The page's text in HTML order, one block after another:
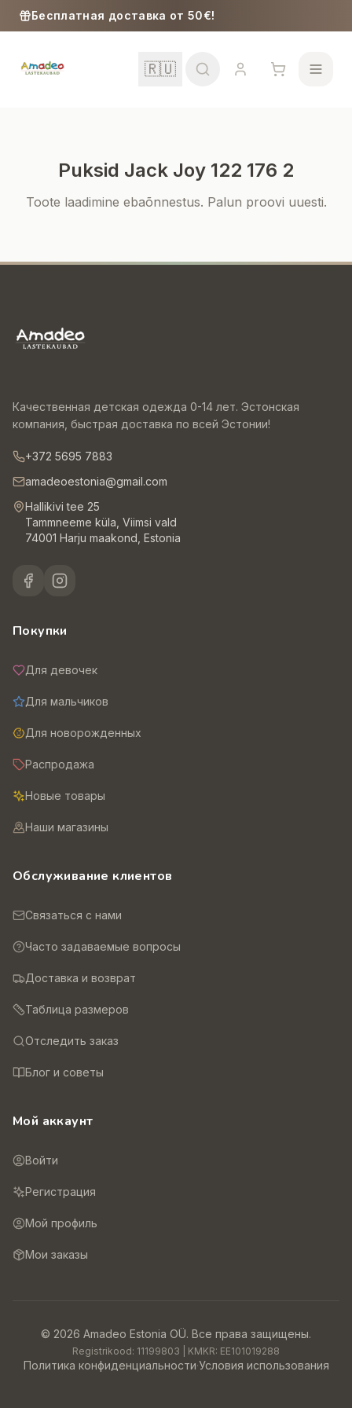
Skip to content
Бесплатная доставка от 50€!
🇷🇺
Малыши
Puksid Jack Joy 122 176 2
Toote laadimine ebaõnnestus. Palun proovi uuesti.
Качественная детская одежда 0-14 лет. Эстонская
компания, быстрая доставка по всей Эстонии!
+372 5695 7883
amadeoestonia@gmail.com
Hallikivi tee 25
Tammneeme küla, Viimsi vald
74001 Harju maakond, Estonia
Покупки
Для девочек
Для мальчиков
Для новорожденных
Распродажа
Новые товары
Наши магазины
Обслуживание клиентов
Связаться с нами
Часто задаваемые вопросы
Доставка и возврат
Таблица размеров
Отследить заказ
Блог и советы
Мой аккаунт
Войти
Регистрация
Мой профиль
Мои заказы
© 2026 Amadeo Estonia OÜ. Все права защищены.
Registrikood: 11199803 | KMKR: EE101019288
Политика конфиденциальности·Условия использования